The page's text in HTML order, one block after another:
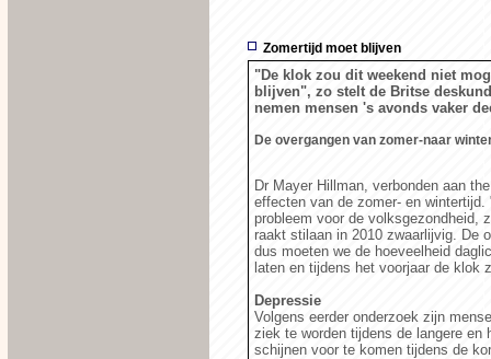
Zomertijd moet blijven
"De klok zou dit weekend niet
blijven", zo stelt de Britse
nemen mensen 's avonds vaker
De overgangen van zomer-naar
Dr Mayer Hillman, verbonden aan
effecten van de zomer- en
probleem voor de volksgezondheid,
raakt stilaan in 2010 zwaarlijvig. De
dus moeten we de hoeveelheid
laten en tijdens het voorjaar de klok
Depressie
Volgens eerder onderzoek zijn
ziek te worden tijdens de langere en
schijnen voor te komen tijdens de